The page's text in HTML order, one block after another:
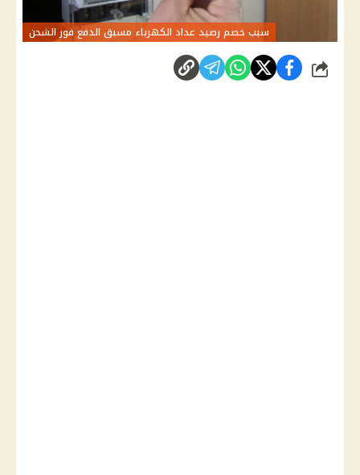
سبب خصم رصيد عداد الكهرباء مسبق الدفع فور الشحن
شارك